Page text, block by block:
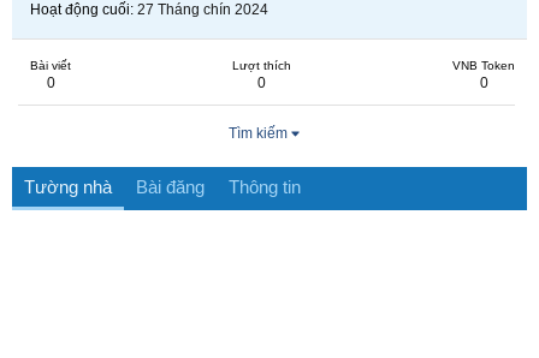
Hoạt động cuối 27 Tháng chín 2024
Bài viết
0
Lượt thích
0
VNB Token
0
Tìm kiếm
Tường nhà Bài đăng Thông tin